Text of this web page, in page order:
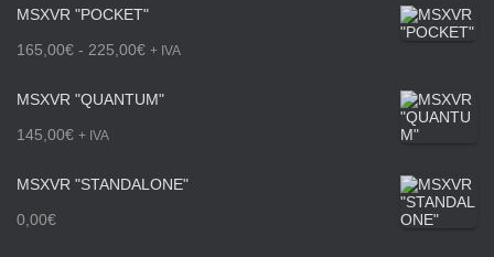
MSXVR "POCKET"
165,00€ - 225,00€R
o
+ IVA
MSXVR "QUANTUM"
145,00€ + IVA
MSXVR "STANDALONE"
0,00€